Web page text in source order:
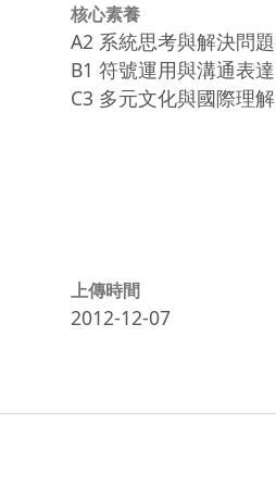
核心素養
A2 系統思考與解決問題
B1 符號運用與溝通表達
C3 多元文化與國際理解
上傳時間
2012-12-07